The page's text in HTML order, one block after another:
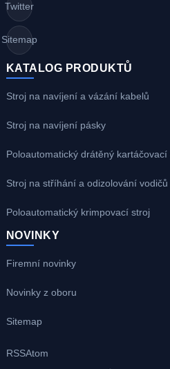
Twitter
Sitemap
KATALOG PRODUKTŮ
Stroj na navíjení a vázání kabelů
Stroj na navíjení pásky
Poloautomatický drátěný kartáčovací
Stroj na stříhání a odizolování vodičů
Poloautomatický krimpovací stroj
NOVINKY
Firemní novinky
Novinky z oboru
Sitemap
RSSAtom